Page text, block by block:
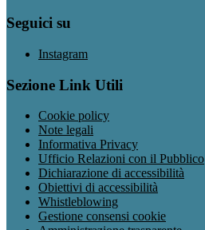
Seguici su
Instagram
Sezione Link Utili
Cookie policy
Note legali
Informativa Privacy
Ufficio Relazioni con il Pubblico
Dichiarazione di accessibilità
Obiettivi di accessibilità
Whistleblowing
Gestione consensi cookie